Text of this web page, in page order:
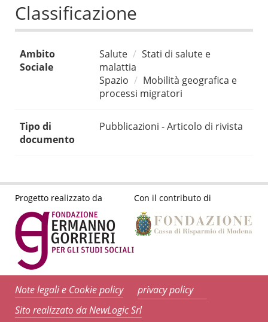
Classificazione
Ambito
Sociale
Salute
Stati di salute e
malattia
Spazio
Mobilità geografica e
processi migratori
Tipo di
documento
Pubblicazioni - Articolo di rivista
Progetto realizzato da Con il contributo di
Note legali e Cookie policy
privacy policy
Sito realizzato da NewLogic Srl